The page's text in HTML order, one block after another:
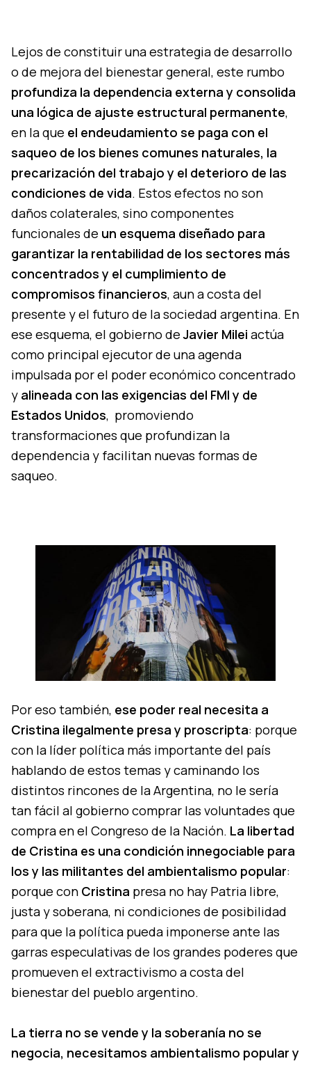
Lejos de constituir una estrategia de desarrollo
o de mejora del bienestar general, este rumbo
profundiza la dependencia externa y consolida
una lógica de ajuste estructural permanente,
en la que el endeudamiento se paga con el
saqueo de los bienes comunes naturales, la
precarización del trabajo y el deterioro de las
condiciones de vida. Estos efectos no son
daños colaterales, sino componentes
funcionales de un esquema diseñado para
garantizar la rentabilidad de los sectores más
concentrados y el cumplimiento de
compromisos financieros, aun a costa del
presente y el futuro de la sociedad argentina. En
ese esquema, el gobierno deJavier Milei actúa
como principal ejecutor de una agenda
impulsada por el poder económico concentrado
y alineada con las exigencias del FMI y de
Estados Unidos, promoviendo
transformaciones que profundizan la
dependencia y facilitan nuevas formas de
saqueo.
Por eso también, ese poder real necesita a
Cristina ilegalmente presa y proscripta: porque
con la líder política más importante del país
hablando de estos temas y caminando los
distintos rincones de la Argentina, no le sería
tan fácil al gobierno comprar las voluntades que
compra en el Congreso de la Nación. La libertad
de Cristina es una condición innegociable para
los y las militantes del ambientalismo popular:
porque con Cristina presa no hay Patria libre,
justa y soberana, ni condiciones de posibilidad
para que la política pueda imponerse ante las
garras especulativas de los grandes poderes que
promueven el extractivismo a costa del
bienestar del pueblo argentino.
La tierra no se vende y la soberanía no se
negocia, necesitamos ambientalismo popular y